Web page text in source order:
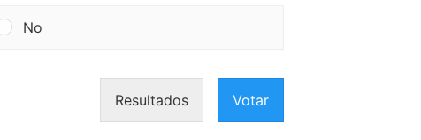
No
Resultados Votar